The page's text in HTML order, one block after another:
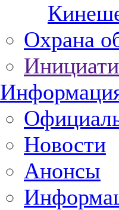
Охрана
Новости
Анонсы